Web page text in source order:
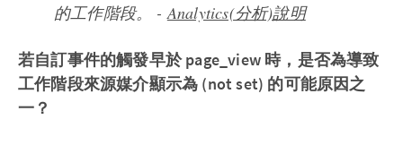
的工作階段。 - Analytics(分析)說明
若自訂事件的觸發早於 page_view 時，是否為導致
工作階段來源媒介顯示為 (not set) 的可能原因之
一？